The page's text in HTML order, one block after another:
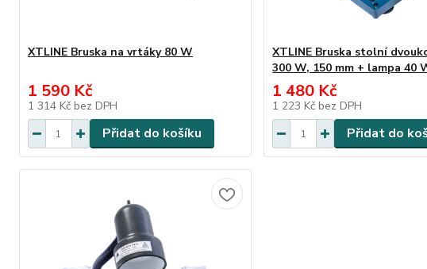
XTLINE Bruska na vrtáky 80 W
1 590 Kč
1 314 Kč bez DPH
Přidat do košíku
XTLINE Bruska stolní
300 W, 150 mm + lampa 40
1 480 Kč
1 223 Kč bez DPH
Přidat do